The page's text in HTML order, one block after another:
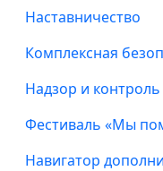
Наставничество
Комплексная
Надзор и контроль
Фестиваль «Мы
Навигатор